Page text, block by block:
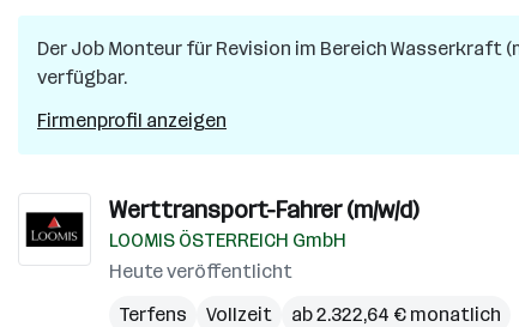
Der Job Monteur für Revision im Bereich Wasserkraft
verfügbar.
Firmenprofil anzeigen
Werttransport-Fahrer (m/w/d)
LOOMIS ÖSTERREICH GmbH
Heute veröffentlicht
Terfens
Vollzeit ab 2.322,64 € monatlich